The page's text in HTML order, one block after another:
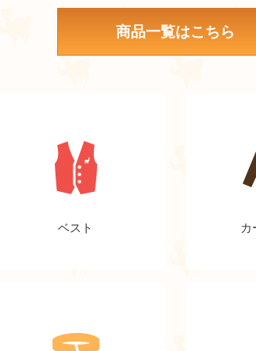
商品一覧はこちら
ベスト カ